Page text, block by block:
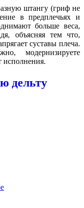
штангу (гриф не
в предплечьях и
больше веса,
объясняя тем что,
суставы плеча.
модернизируете
исполнения.
дельту